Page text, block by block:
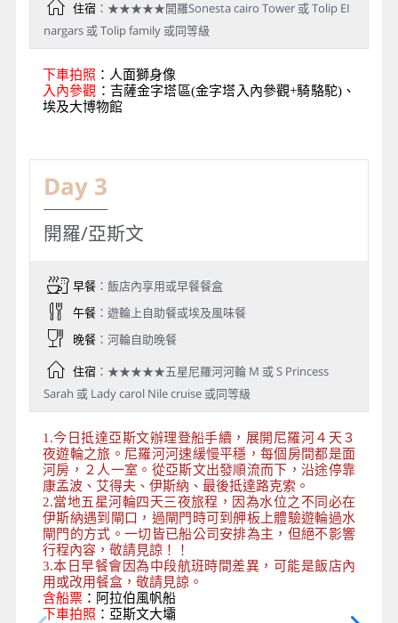
住宿：★★★★★開羅Sonesta cairo Tower 或 Tolip EI
nargars 或 Tolip family 或同等級
下車拍照 ：人面獅身像
入內參觀 ：吉薩金字塔區(金字塔入內參觀+騎駱駝)、
埃及大博物館
Day 3
開羅/亞斯文
早餐：飯店內享用或早餐餐盒
午餐：遊輪上自助餐或埃及風味餐
晚餐：河輪自助晚餐
住宿：★★★★★五星尼羅河河輪 M 或 S Princess
Sarah 或 Lady carol Nile cruise 或同等級
1.今日抵達亞斯文辦理登船手續，展開尼羅河４天３
夜遊輪之旅。尼羅河河速緩慢平穩，每個房間都是面
河房，２人一室。從亞斯文出發順流而下，沿途停靠
康孟波、艾得夫、伊斯納、最後抵達路克索。
2.當地五星河輪四天三夜旅程，因為水位之不同必在
伊斯納遇到閘口，過閘門時可到舺板上體驗遊輪過水
閘門的方式。一切皆已船公司安排為主，但絕不影響
行程內容，敬請見諒！！
3.本日早餐會因為中段航班時間差異，可能是飯店內
用或改用餐盒，敬請見諒。
含船票： 阿拉伯風帆船
下車拍照 ：亞斯文大壩